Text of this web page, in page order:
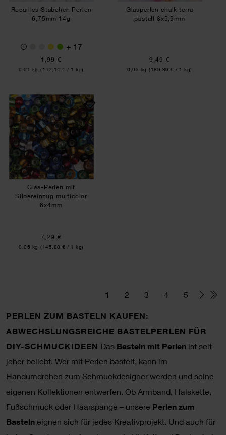
Rocailles Stäbchen Perlen
6,75mm 14g
+ 17
1,99 €
Inhalt:
0,01 kg (142,14 € / 1 kg)
Glasperlen chalk terra
pastell 8x5,5mm
9,49 €
Inhalt:
0,05 kg (189,80 € / 1 kg)
Glas-Perlen mit Silbereinzug multicolor 6x4mm
Glas-Perlen mit
Silbereinzug multicolor
6x4mm
7,29 €
Inhalt:
0,05 kg (145,80 € / 1 kg)
1 2 3 4 5
PERLEN ZUM BASTELN KAUFEN:
ABWECHSLUNGSREICHE BASTELPERLEN FÜR
DIY-SCHMUCKIDEEN Das Basteln mit Perlen ist seit
jeher beliebt. Wer mit Perlen bastelt, kann im
Handumdrehen zum Schmuckdesigner werden und seine
eigenen Kollektionen entwerfen. Ob Armband, Halskette,
Fußschmuck oder Haarspange – unsere Perlen zum
Basteln eignen sich für jedes Kreativprojekt. Und auch für